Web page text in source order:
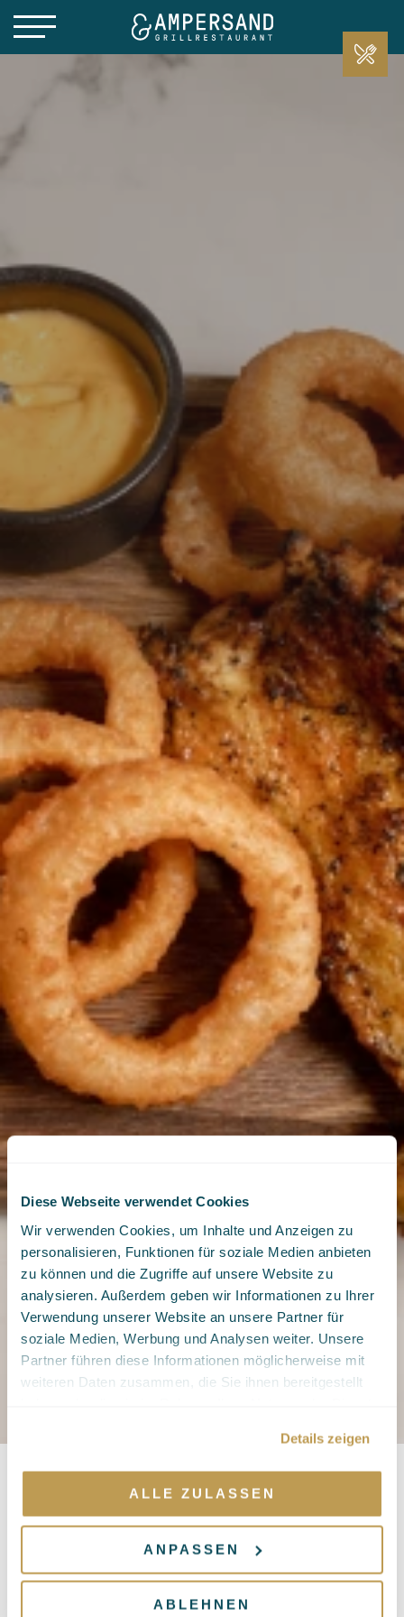
Diese Webseite verwendet Cookies
Wir verwenden Cookies, um Inhalte und Anzeigen zu
personalisieren, Funktionen für soziale Medien anbieten
zu können und die Zugriffe auf unsere Website zu
analysieren. Außerdem geben wir Informationen zu Ihrer
Verwendung unserer Website an unsere Partner für
soziale Medien, Werbung und Analysen weiter. Unsere
Partner führen diese Informationen möglicherweise mit
weiteren Daten zusammen, die Sie ihnen bereitgestellt
Details zeigen
ALLE ZULASSEN
ANPASSEN
ABLEHNEN
Auf ein feuriges Neujahr!
New Year's Rooster